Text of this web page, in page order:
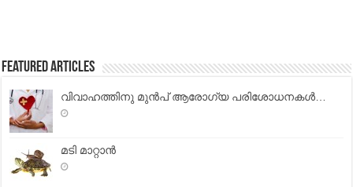
Featured Articles
വിവാഹത്തിനു മുൻപ് ആരോഗ്യ പരിശോധനകൾ…
മടി മാറ്റാന്‍